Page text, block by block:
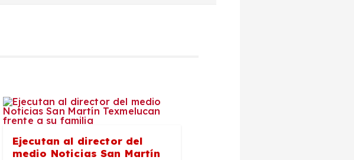
Ejecutan al director del
medio Noticias San Martín